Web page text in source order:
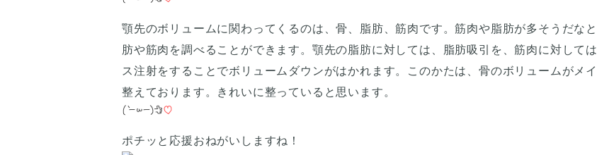
顎先のボリュームに関わってくるのは、骨、脂肪、筋肉です。筋肉や脂肪が多そうだな
肪や筋肉を調べることができます。顎先の脂肪に対しては、脂肪吸引を、筋肉に対して
ス注射をすることでボリュームダウンがはかれます。このかたは、骨のボリュームがメ
整えております。きれいに整っていると思います。
ポチッと応援おねがいしますね！